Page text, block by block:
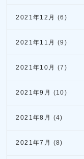
2021年12月 (6)
2021年11月 (9)
2021年10月 (7)
2021年9月 (10)
2021年8月 (4)
2021年7月 (8)